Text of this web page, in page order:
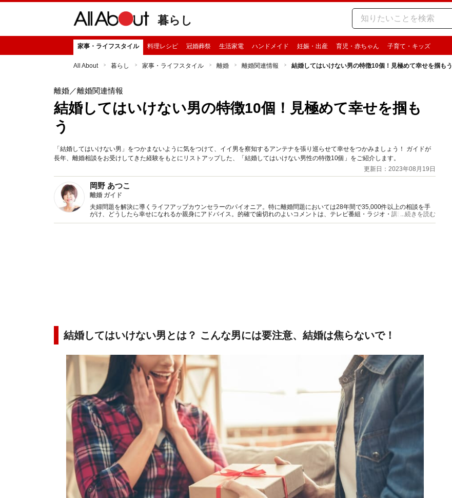
暮らし
家事・ライフスタイル 料理レシピ 冠婚葬祭 生活家電 ハンドメイド 妊娠・出産 育児・赤ちゃん 子育て・キッズ
All About 暮らし 家事・ライフスタイル 離婚 離婚関連情報 結婚してはいけない男の特徴10個！見極めて幸せを掴もう
離婚／離婚関連情報
結婚してはいけない男の特徴10個！見極めて幸せを掴も
う
「結婚してはいけない男」をつかまないように気をつけて、イイ男を察知するアンテナを張り巡らせて幸せをつかみましょう！ ガイドが
長年、離婚相談をお受けしてきた経験をもとにリストアップした、「結婚してはいけない男性の特徴10個」をご紹介します。
更新日：2023年08月19日
岡野 あつこ
離婚 ガイド
夫婦問題を解決に導くライフアップカウンセラーのパイオニア。特に離婚問題においては28年間で35,000件以上の相談を手
がけ、どうしたら幸せになれるか親身にアドバイス。的確で歯切れのよいコメントは、テレビ番組・ラジオ・講演などでも、
多くの人の共感を得ている。元祖･離婚カウンセラー養成講座を開講中。
...続きを読む
結婚してはいけない男とは？ こんな男には要注意、結婚は焦らないで！